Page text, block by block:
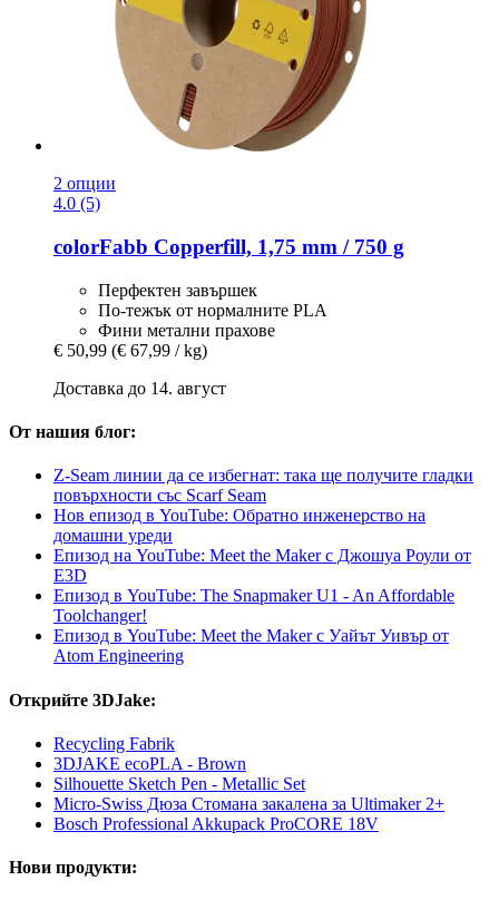
2 опции
4.0 (5)
colorFabb Copperfill, 1,75 mm / 750 g
Перфектен завършек
По-тежък от нормалните PLA
Фини метални прахове
€ 50,99 (€ 67,99 / kg)
Доставка до 14. август
От нашия блог:
Z-Seam линии да се избегнат: така ще получите гладки
повърхности със Scarf Seam
Нов епизод в YouTube: Обратно инженерство на
домашни уреди
Епизод на YouTube: Meet the Maker с Джошуа Роули от
E3D
Епизод в YouTube: The Snapmaker U1 - An Affordable
Toolchanger!
Епизод в YouTube: Meet the Maker с Уайът Уивър от
Atom Engineering
Открийте 3DJake:
Recycling Fabrik
3DJAKE ecoPLA - Brown
Silhouette Sketch Pen - Metallic Set
Micro-Swiss Дюза Стомана закалена за Ultimaker 2+
Bosch Professional Akkupack ProCORE 18V
Нови продукти: